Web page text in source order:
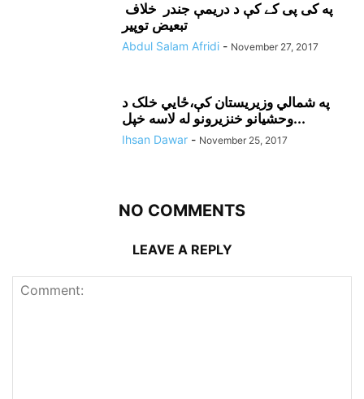
په کی پی کے کې د دريمې جندر خلاف
تبعيض توپير
Abdul Salam Afridi - November 27, 2017
په شمالي وزيريستان کې،ځايي خلک د
وحشيانو خنزيرونو له لاسه خپل...
Ihsan Dawar - November 25, 2017
NO COMMENTS
LEAVE A REPLY